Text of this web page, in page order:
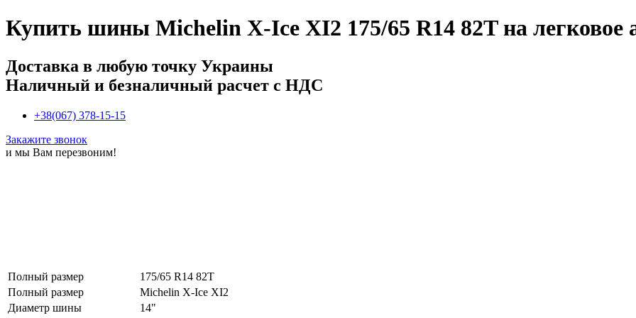
Купить шины Michelin X-Ice XI2 175/65 R14 82Tна легковое
Доставка в любую точку Украины
Наличный и безналичный расчет с НДС
+38(067) 378-15-15
Закажите звонок
и мы Вам перезвоним!
Полный размер
175/65 R14 82T
Полный размер
Michelin X-Ice XI2
Диаметр шины
14"